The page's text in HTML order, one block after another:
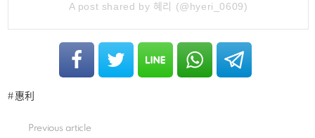
A post shared by 혜리 (@hyeri_0609)
惠利
Previous article